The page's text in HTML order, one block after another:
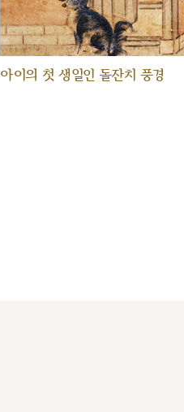
아이의 첫 생일인 돌잔치 풍경